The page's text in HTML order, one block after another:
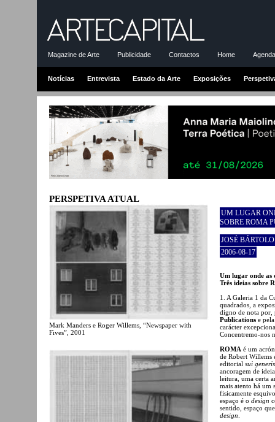
Magazine de Arte Publicidade Contactos Home
Notícias Entrevista Estado da Arte Exposições
PERSPETIVA ATUAL
Mark Manders e Roger Willems, “Newspaper with
Fives”, 2001
UM LUGAR
SOBRE ROMA
JOSÉ BÁRTOLO
2006-08-17
Um lugar onde as
Três ideias sobre
1. A Galeria 1 da
quadrados, a
digno de nota por,
Publications e
carácter
Concentremo-nos
ROMA é um
de Robert Willems
editorial sui generis
ancoragem de
leitura, uma certa
mais atento há um
fisicamente
espaço é o design
sentido, espaço
design